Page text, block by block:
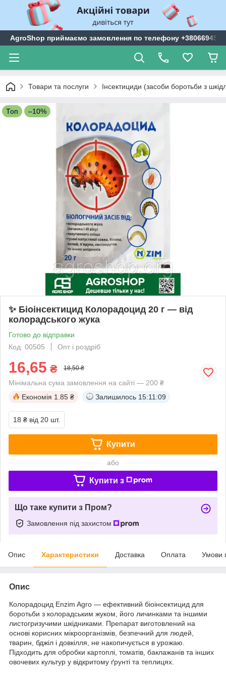
AgroShop приймаємо замовлення по телефону
Товари та послуги Інсектициди (засоби боротьби з
Топ –10%
✨ Біоінсектицид Колорадоцид 20 г — від
колорадського жука
Готово до відправки
Код: 00505
Опт і роздріб
16,65 ₴ 18,50 ₴
Мінімальна сума замовлення на сайті — 200 ₴
Економія 1.85 ₴ Залишилось 15:11:08
18 ₴ від 20 шт.
Купити
або
Купити з
Що таке купити з Пром?
Замовлення під захистом
Опис Характеристики Доставка Оплата Умови
Опис
Колорадоцид Enzim Agro — ефективний біоінсектицид для
боротьби з колорадським жуком, його личинками та іншими
листогризучими шкідниками. Препарат виготовлений на
основі корисних мікроорганізмів, безпечний для людей,
тварин, бджіл і довкілля, не накопичується в урожаю.
Підходить для обробки картоплі, томатів, баклажанів та інших
овочевих культур у відкритому ґрунті та теплицях.